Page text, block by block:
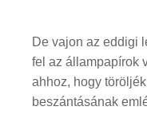
De vajon az eddigi
fel az állampapírok
ahhoz, hogy
beszántásának